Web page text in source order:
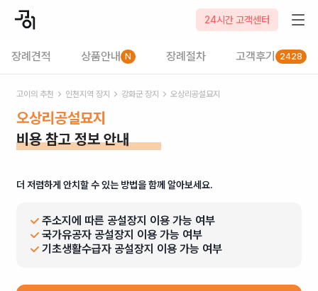
24시간 고객센터
장례견적 상품안내 N 장례절차 고객후기 2428
고이의 추천 인천지역 장지 강화군 장지 오상리공설묘지
오상리공설묘지
비용 참고 정보 안내
더 저렴하게 안치할 수 있는 방법을 함께 알아보세요.
주소지에 따른 공설장지 이용 가능 여부
국가유공자 공설장지 이용 가능 여부
기초생활수급자 공설장지 이용 가능 여부